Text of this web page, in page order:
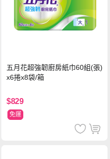
五月花超強韌廚房紙巾60組(張)
x6捲x8袋/箱
$829
免運